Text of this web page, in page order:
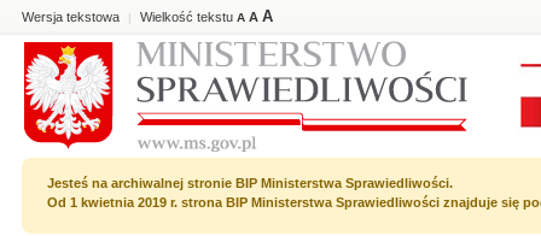
Wersja tekstowa | Wielkość tekstu A A A
Jesteś na archiwalnej stronie BIP Ministerstwa Sprawiedliwości.
Od 1 kwietnia 2019 r. strona BIP Ministerstwa Sprawiedliwości znajduje się